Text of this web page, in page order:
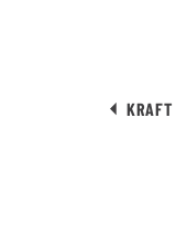
KRAFT